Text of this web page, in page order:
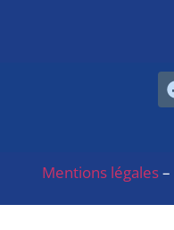
Mentions légales–